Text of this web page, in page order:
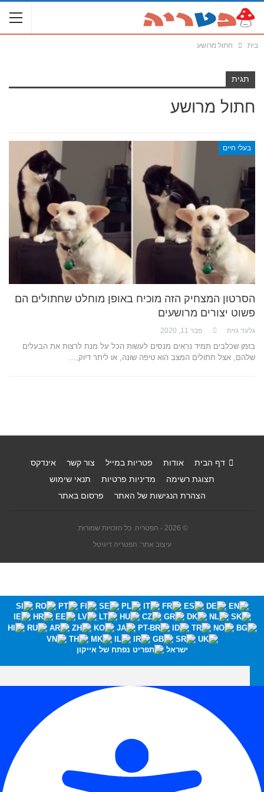
בית חתול מרושע
תגית
חתול מרושע
בעלי חיים
הסרטון המצחיק הזה מוכיח באופן מוחלט שחתולים הם
פשוט יצורים מרושעים
גלעד גזית פבר 11, 2020
בזמן שכלבים תמיד נראים מנסים לעשות הכל על מנת לרצות את הבעלים
שלהם, אצל חתולים המצב הוא טיפה שונה, או ליתר דיוק,…
דף הבית אודות פטריות במייל צור קשר
אינדקס
תצוגת רשימה
מדיניות פרטיות
תנאי שימוש
הצהרת הנגישות של האתר
פרסום באתר
© 2026 - הפטריה. כל הזכויות שמורות.
עיצוב אתר: הפטריה דיגיטל
ישראל